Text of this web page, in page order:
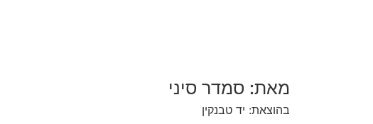
מאת: סמדר סיני
בהוצאת: יד טבנקין